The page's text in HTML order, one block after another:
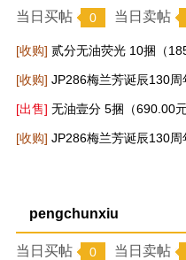
当日买帖 0 当日卖帖
[收购] 贰分无油荧光 10捆（
[收购] JP286梅兰芳诞辰130周
[出售] 无油壹分 5捆（690.00元
[收购] JP286梅兰芳诞辰130周
pengchunxiu
当日买帖 0 当日卖帖